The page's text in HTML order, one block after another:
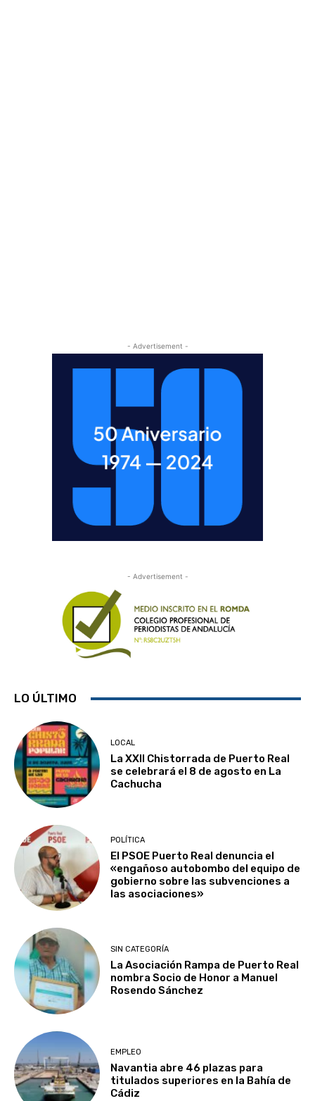
- Advertisement -
- Advertisement -
LO ÚLTIMO
LOCAL
La XXII Chistorrada de Puerto Real
se celebrará el 8 de agosto en La
Cachucha
POLÍTICA
El PSOE Puerto Real denuncia el
«engañoso autobombo del equipo de
gobierno sobre las subvenciones a
las asociaciones»
SIN CATEGORÍA
La Asociación Rampa de Puerto Real
nombra Socio de Honor a Manuel
Rosendo Sánchez
EMPLEO
Navantia abre 46 plazas para
titulados superiores en la Bahía de
Cádiz